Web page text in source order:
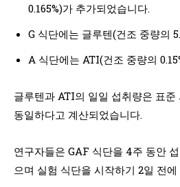
0.165%)가 추가되었습니다.
G 식단에는 글루텐(건조 중량의
A 식단에는 ATI(건조 중량의
글루텐과 ATI의 일일 섭취량은 표
동일하다고 계산되었습니다.
연구자들은 GAF 식단을 4주 동안
으며 실험 식단을 시작하기 2일 전